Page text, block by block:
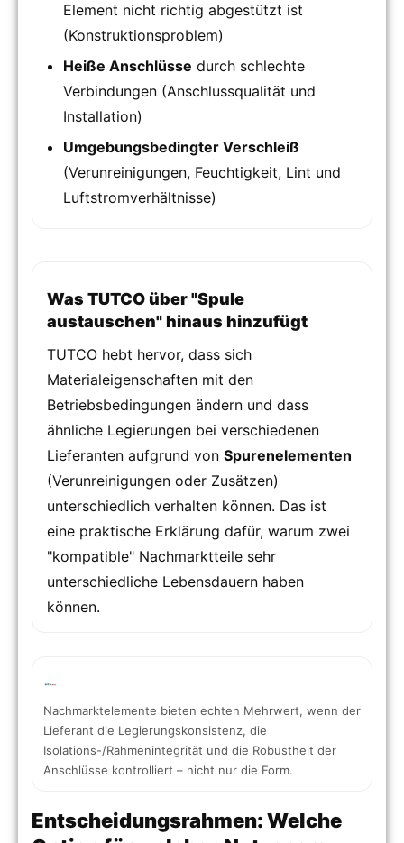
Element nicht richtig abgestützt ist
(Konstruktionsproblem)
Heiße Anschlüsse durch schlechte
Verbindungen (Anschlussqualität und
Installation)
Umgebungsbedingter Verschleiß
(Verunreinigungen, Feuchtigkeit, Lint und
Luftstromverhältnisse)
Was TUTCO über "Spule
austauschen" hinaus hinzufügt
TUTCO hebt hervor, dass sich
Materialeigenschaften mit den
Betriebsbedingungen ändern und dass
ähnliche Legierungen bei verschiedenen
Lieferanten aufgrund von Spurenelementen
(Verunreinigungen oder Zusätzen)
unterschiedlich verhalten können. Das ist
eine praktische Erklärung dafür, warum zwei
"kompatible" Nachmarktteile sehr
unterschiedliche Lebensdauern haben
können.
Nachmarktelemente bieten echten Mehrwert, wenn der
Lieferant die Legierungskonsistenz, die
Isolations-/Rahmenintegrität und die Robustheit der
Anschlüsse kontrolliert – nicht nur die Form.
Entscheidungsrahmen: Welche